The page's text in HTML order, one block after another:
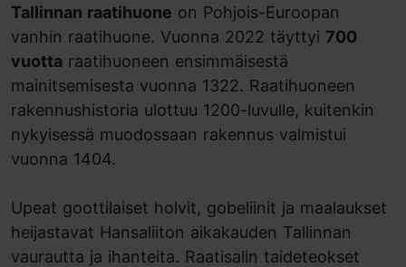
Tallinnan raatihuone on Pohjois-Euroopan
vanhin raatihuone. Vuonna 2022 täyttyi 700
vuotta raatihuoneen ensimmäisestä
mainitsemisesta vuonna 1322. Raatihuoneen
rakennushistoria ulottuu 1200-luvulle, kuitenkin
nykyisessä muodossaan rakennus valmistui
vuonna 1404.
Upeat goottilaiset holvit, gobeliinit ja maalaukset
heijastavat Hansaliiton aikakauden Tallinnan
vaurautta ja ihanteita. Raatisalin taideteokset